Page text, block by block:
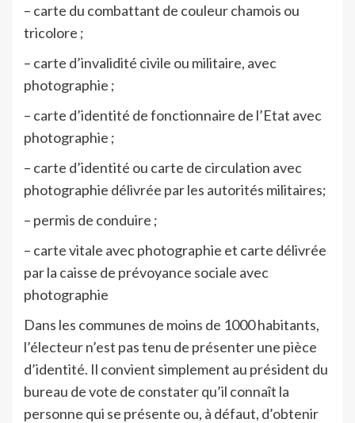
– carte du combattant de couleur chamois ou
tricolore ;
– carte d’invalidité civile ou militaire, avec
photographie ;
– carte d’identité de fonctionnaire de l’Etat avec
photographie ;
– carte d’identité ou carte de circulation avec
photographie délivrée par les autorités militaires;
– permis de conduire ;
– carte vitale avec photographie et carte délivrée
par la caisse de prévoyance sociale avec
photographie
Dans les communes de moins de 1000 habitants,
l’électeur n’est pas tenu de présenter une pièce
d’identité. Il convient simplement au président du
bureau de vote de constater qu’il connaît la
personne qui se présente ou, à défaut, d’obtenir